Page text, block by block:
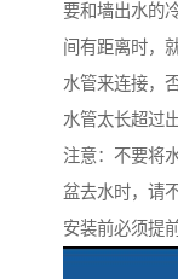
要和墙出水的
间有距离时，
水管来连接，
水管太长超过
注意：不要将
盆去水时，请
安装前必须提